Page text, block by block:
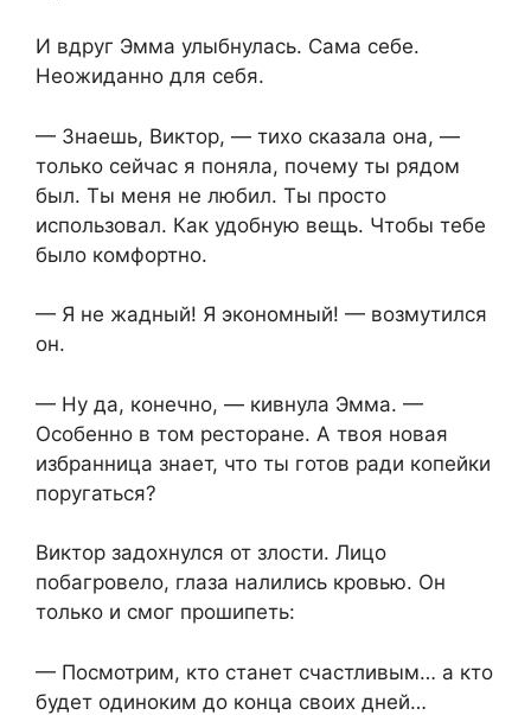
И вдруг Эмма улыбнулась. Сама себе.
Неожиданно для себя.
— Знаешь, Виктор, — тихо сказала она, —
только сейчас я поняла, почему ты рядом
был. Ты меня не любил. Ты просто
использовал. Как удобную вещь. Чтобы тебе
было комфортно.
— Я не жадный! Я экономный! — возмутился
он.
— Ну да, конечно, — кивнула Эмма. —
Особенно в том ресторане. А твоя новая
избранница знает, что ты готов ради копейки
поругаться?
Виктор задохнулся от злости. Лицо
побагровело, глаза налились кровью. Он
только и смог прошипеть:
— Посмотрим, кто станет счастливым… а кто
будет одиноким до конца своих дней…